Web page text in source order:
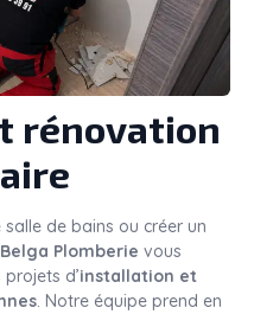
rénovation
de bains ou créer un
Belga Plomberie vous
d’installation et
. Notre équipe prend en